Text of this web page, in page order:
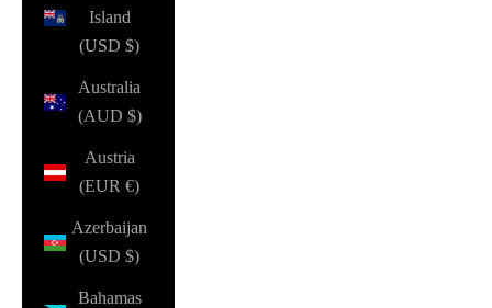
Island
(USD $)
Australia
(AUD $)
Austria
(EUR €)
Azerbaijan
(USD $)
Bahamas